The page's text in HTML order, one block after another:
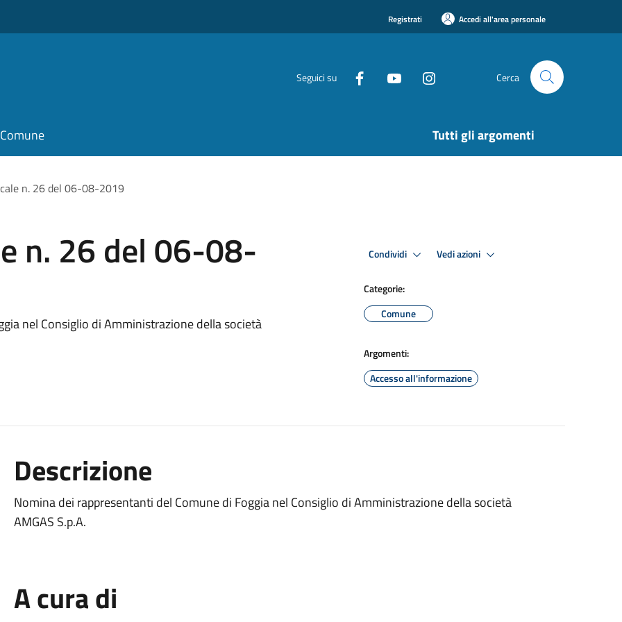
Registrati Accedi all'area personale
Seguici su Cerca
Tutti gli argomenti
n. 26 del 06-08-2019
n. 26 del 06-08-
nel Consiglio di Amministrazione della società
Condividi Vedi azioni
Categorie:
Comune
Argomenti:
Accesso all'informazione
Descrizione
Nomina dei rappresentanti del Comune di Foggia nel Consiglio di Amministrazione della società
AMGAS S.p.A.
A cura di